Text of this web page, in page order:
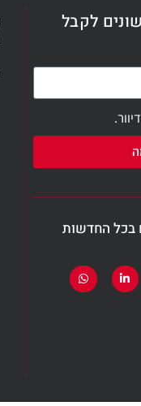
לקבל
בכל החדשות